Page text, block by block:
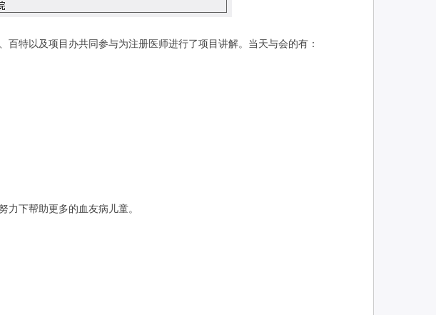
特以及项目办共同参与为注册医师进行了项目讲解。当天与会的有：
下帮助更多的血友病儿童。